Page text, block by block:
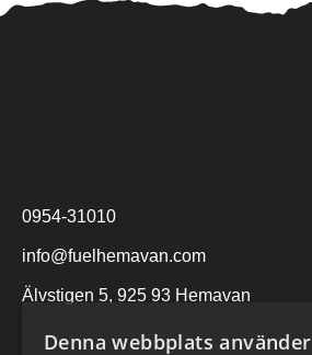
0954-31010
info@fuelhemavan.com
Älvstigen 5, 925 93 Hemavan
Denna webbplats använder